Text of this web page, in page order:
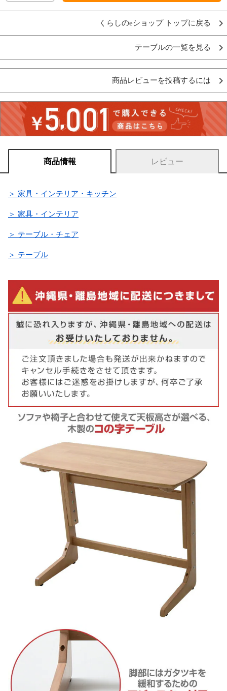
くらしのeショップ トップに戻る
テーブルの一覧を見る
商品レビューを投稿するには
商品情報 レビュー
＞ 家具・インテリア・キッチン
＞ 家具・インテリア
＞ テーブル・チェア
＞ テーブル